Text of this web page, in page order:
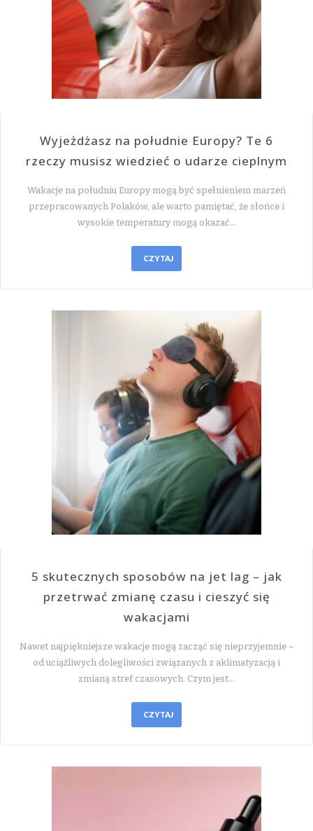
Wyjeżdżasz na południe Europy? Te 6
rzeczy musisz wiedzieć o udarze cieplnym
Wakacje na południu Europy mogą być spełnieniem marzeń
przepracowanych Polaków, ale warto pamiętać, że słońce i
wysokie temperatury mogą okazać…
CZYTAJ
5 skutecznych sposobów na jet lag – jak
przetrwać zmianę czasu i cieszyć się
wakacjami
Nawet najpiękniejsze wakacje mogą zacząć się nieprzyjemnie –
od uciążliwych dolegliwości związanych z aklimatyzacją i
zmianą stref czasowych. Czym jest…
CZYTAJ